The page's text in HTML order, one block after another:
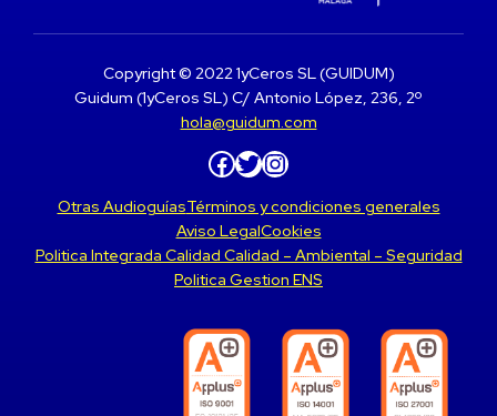
Copyright © 2022 1yCeros SL (GUIDUM)
Guidum (1yCeros SL) C/ Antonio López, 236, 2º
hola@guidum.com
Facebook Twitter Instagram
Otras AudioguíasTérminos y condiciones generales
Aviso LegalCookies
Politica Integrada Calidad Calidad – Ambiental – Seguridad
Politica Gestion ENS